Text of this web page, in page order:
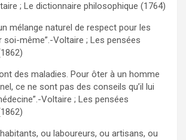
; Le dictionnaire philosophique (1764)
mélange naturel de respect pour les
même”.-Voltaire ; Les pensées
des maladies. Pour ôter à un homme
ce ne sont pas des conseils qu’il lui
Voltaire ; Les pensées
ou laboureurs, ou artisans, ou